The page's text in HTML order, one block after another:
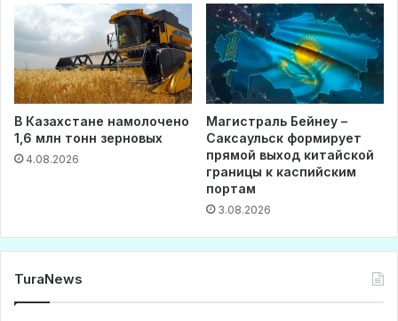
В Казахстане намолочено
1,6 млн тонн зерновых
4.08.2026
Магистраль Бейнеу –
Саксаульск формирует
прямой выход китайской
границы к каспийским
портам
3.08.2026
TuraNews